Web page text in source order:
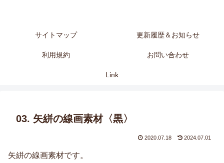
サイトマップ 更新履歴＆お知らせ
利用規約 お問い合わせ
Link
03. 矢絣の線画素材〈黒〉
2020.07.18 2024.07.01
矢絣の線画素材です。